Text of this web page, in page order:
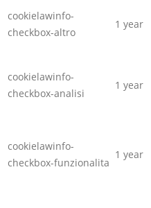
cookielawinfo-
checkbox-altro
1 year
cookielawinfo-
checkbox-analisi
1 year
cookielawinfo-
checkbox-funzionalita
1 year